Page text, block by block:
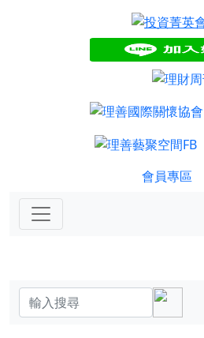
會員專區